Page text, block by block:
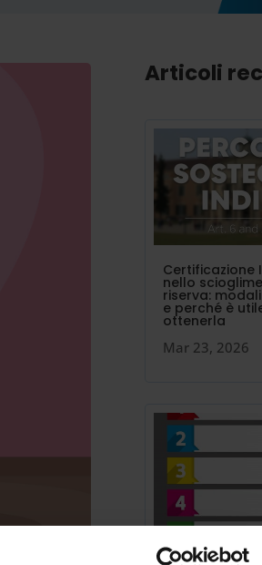
Articoli
Certificazione
nello
riserva:
e perché è
ottenerla
Mar 23, 2026
I 24 punti in